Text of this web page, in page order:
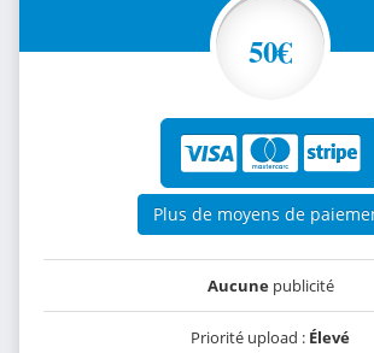
50€
Plus de moyens de
Aucunepublicité
Priorité upload : Élevé